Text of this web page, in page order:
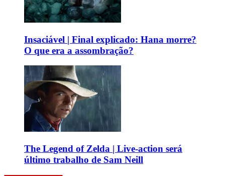
Insaciável | Final explicado: Hana morre?
O que era a assombração?
The Legend of Zelda | Live-action será
último trabalho de Sam Neill